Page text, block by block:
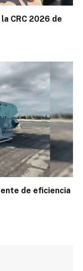
CRC 2026 de
de eficiencia